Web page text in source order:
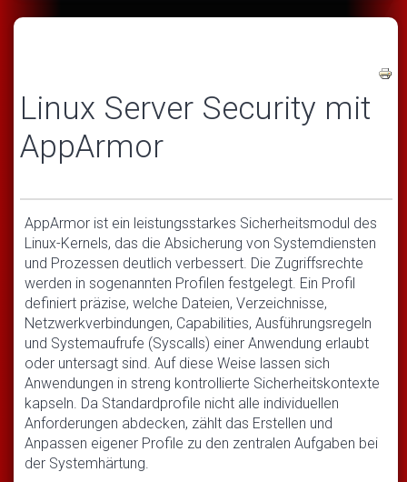
Linux Server Security mit
AppArmor
AppArmor ist ein leistungsstarkes Sicherheitsmodul des
Linux-Kernels, das die Absicherung von Systemdiensten
und Prozessen deutlich verbessert. Die Zugriffsrechte
werden in sogenannten Profilen festgelegt. Ein Profil
definiert präzise, welche Dateien, Verzeichnisse,
Netzwerkverbindungen, Capabilities, Ausführungsregeln
und Systemaufrufe (Syscalls) einer Anwendung erlaubt
oder untersagt sind. Auf diese Weise lassen sich
Anwendungen in streng kontrollierte Sicherheitskontexte
kapseln. Da Standardprofile nicht alle individuellen
Anforderungen abdecken, zählt das Erstellen und
Anpassen eigener Profile zu den zentralen Aufgaben bei
der Systemhärtung.